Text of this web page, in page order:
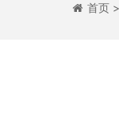
首页 >